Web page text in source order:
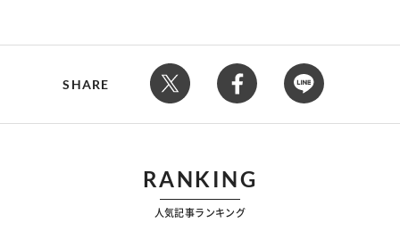
SHARE
RANKING
人気記事ランキング